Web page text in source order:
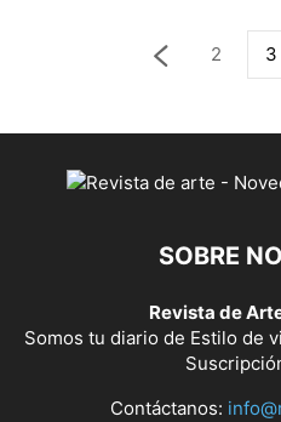
2 3
SOBRE
Revista de
Somos tu diario de Estilo de
Contáctanos: